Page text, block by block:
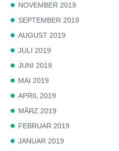
NOVEMBER 2019
SEPTEMBER 2019
AUGUST 2019
JULI 2019
JUNI 2019
MAI 2019
APRIL 2019
MÄRZ 2019
FEBRUAR 2019
JANUAR 2019